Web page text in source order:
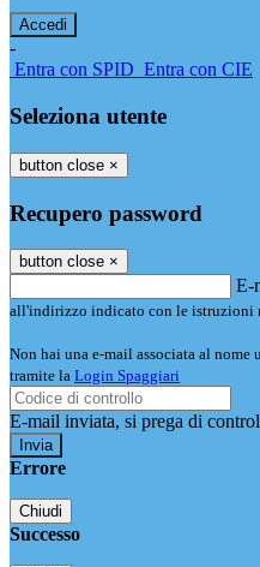
-
Entra con SPID Entra con CIE
Seleziona utente
button close ×
Recupero password
button close ×
E-
all'indirizzo indicato con le istruzioni
Non hai una e-mail associata al nome
tramite la Login Spaggiari
E-mail inviata, si prega di
Errore
Chiudi
Successo